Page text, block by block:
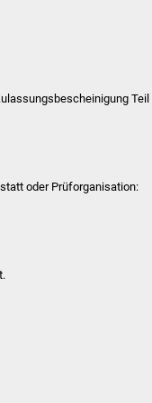
Teil
oder Prüforganisation: